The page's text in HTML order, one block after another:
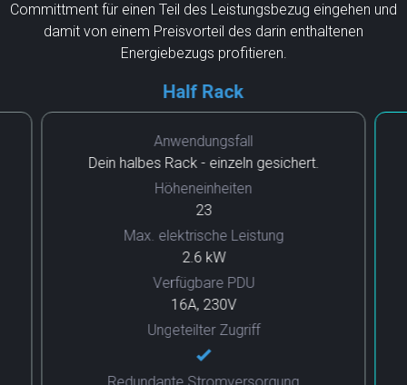
Committment für einen Teil des Leistungsbezug eingehen und
damit von einem Preisvorteil des darin enthaltenen
Energiebezugs profitieren.
Half Rack
Anwendungsfall
Dein halbes Rack - einzeln gesichert.
Höheneinheiten
23
Max. elektrische Leistung
2.6 kW
Verfügbare PDU
16A, 230V
Ungeteilter Zugriff